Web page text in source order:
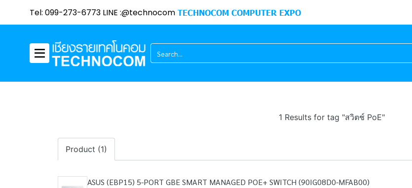
Tel: 099-273-6773 LINE :@technocom TECHNOCOM COMPUTER EXPO
1 Results for tag "สวิตช์ PoE"
Product (1)
ASUS (EBP15) 5-PORT GBE SMART MANAGED POE+ SWITCH (90IG08D0-MFAB00)